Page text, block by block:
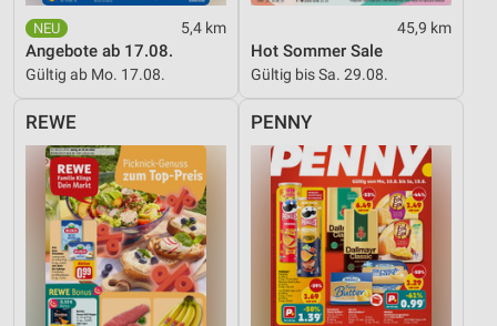
5,4 km
Angebote ab 17.08.
Gültig ab Mo. 17.08.
45,9 km
Hot Sommer Sale
Gültig bis Sa. 29.08.
REWE PENNY